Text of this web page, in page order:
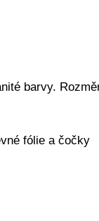
barvy.
fólie a čočky